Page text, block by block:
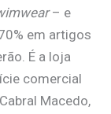
– e
em artigos
É a loja
comercial
Macedo,